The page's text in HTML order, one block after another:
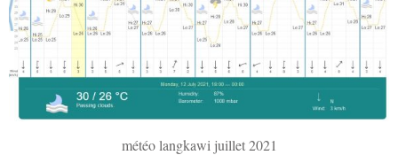
météo langkawi juillet 2021